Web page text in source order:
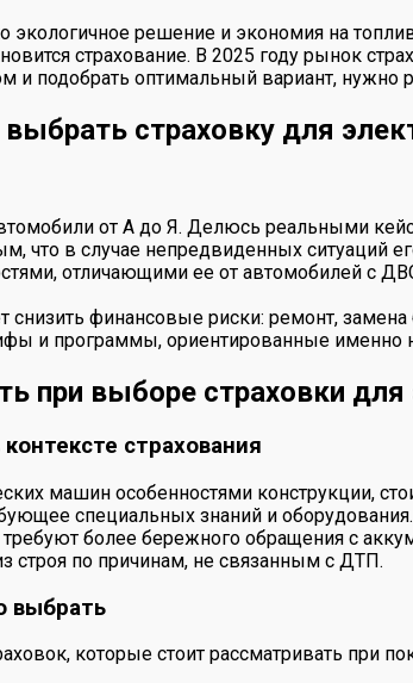
экологичное решение и экономия на
страхование. В 2025 году рынок
подобрать оптимальный вариант, нужно
страховку для
от А до Я. Делюсь реальными
что в случае непредвиденных ситуаций
отличающими ее от автомобилей с
финансовые риски: ремонт,
и программы, ориентированные именно
при выборе страховки
страхования
машин особенностями конструкции,
специальных знаний и
требуют более бережного обращения с
строя по причинам, не связанным с ДТП.
выбрать
которые стоит рассматривать при